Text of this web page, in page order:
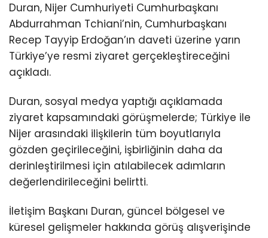
Duran, Nijer Cumhuriyeti Cumhurbaşkanı
Abdurrahman Tchiani’nin, Cumhurbaşkanı
Recep Tayyip Erdoğan’ın daveti üzerine yarın
Türkiye’ye resmi ziyaret gerçekleştireceğini
açıkladı.
Duran, sosyal medya yaptığı açıklamada
ziyaret kapsamındaki görüşmelerde; Türkiye ile
Nijer arasındaki ilişkilerin tüm boyutlarıyla
gözden geçirileceğini, işbirliğinin daha da
derinleştirilmesi için atılabilecek adımların
değerlendirileceğini belirtti.
İletişim Başkanı Duran, güncel bölgesel ve
küresel gelişmeler hakkında görüş alışverişinde